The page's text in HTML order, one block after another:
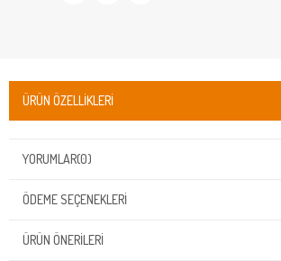
ÜRÜN ÖZELLIKLERI
YORUMLAR(0)
ÖDEME SEÇENEKLERI
ÜRÜN ÖNERILERI